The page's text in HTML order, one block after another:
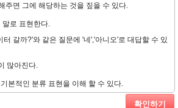
주면 그에 해당하는 것을 짚을 수 있다.
말로 표현한다.
터 갈까?'와 같은 질문에 '네','아니오'로 대답할 수 있
많아진다.
본적인 분류 표현을 이해 할 수 있다.
확인하기